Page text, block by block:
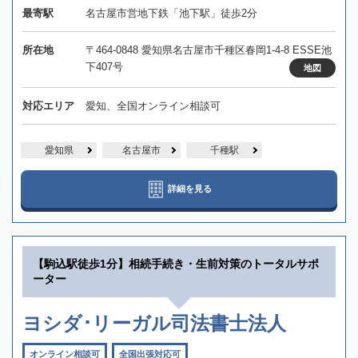
最寄駅 名古屋市営地下鉄「池下駅」徒歩2分
所在地
〒464-0848 愛知県名古屋市千種区春岡1-4-8 ESSE池
下407号
地図
対応エリア 愛知、全国オンライン相談可
愛知県 名古屋市 千種駅
詳細を見る
【駒込駅徒歩1分】相続手続き・生前対策のトータルサポ
ーター
ヨシダ･リーガル司法書士法人
オンライン相談可 全国出張対応可